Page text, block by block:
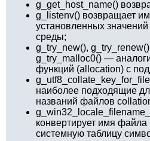
g_get_host_name()
g_listenv() возвращает
установленных
среды;
g_try_new(),
g_try_malloc0() —
функций (allocation) с
наиболее подходящие
названий файлов
конвертирует имя файла
системную таблицу